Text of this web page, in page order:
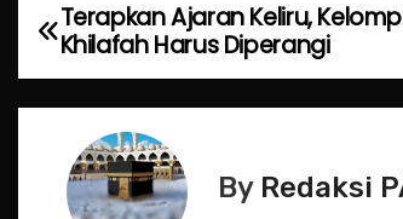
P
o
Terapkan Ajaran Keliru,
Khilafah Harus Diperangi
By Redaksi